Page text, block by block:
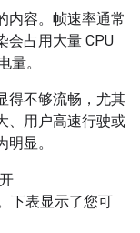
内容。帧速率通常
会占用大量 CPU
量。
得不够流畅，尤其
、用户高速行驶或
显。
下表显示了您可